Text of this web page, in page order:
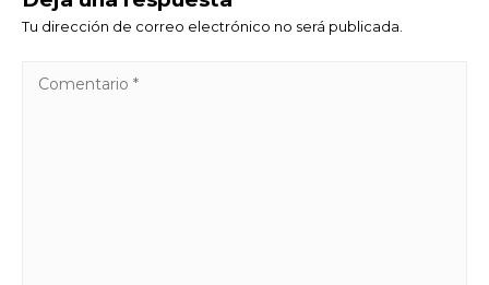
Tu dirección de correo electrónico no será publicada.